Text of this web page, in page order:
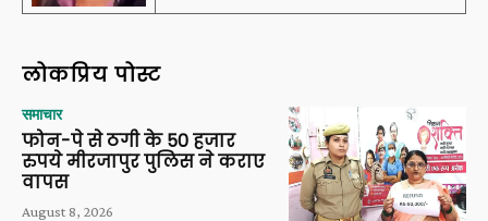
लोकप्रिय पोस्ट
समाचार
फोन-पे से ठगी के 50 हजार
रुपये मीरजापुर पुलिस ने कराए
वापस
August 8, 2026